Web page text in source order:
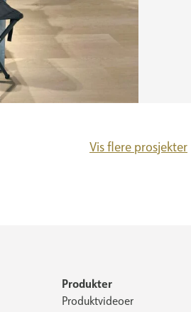
Vis flere prosjekter
Produkter
Produktvideoer